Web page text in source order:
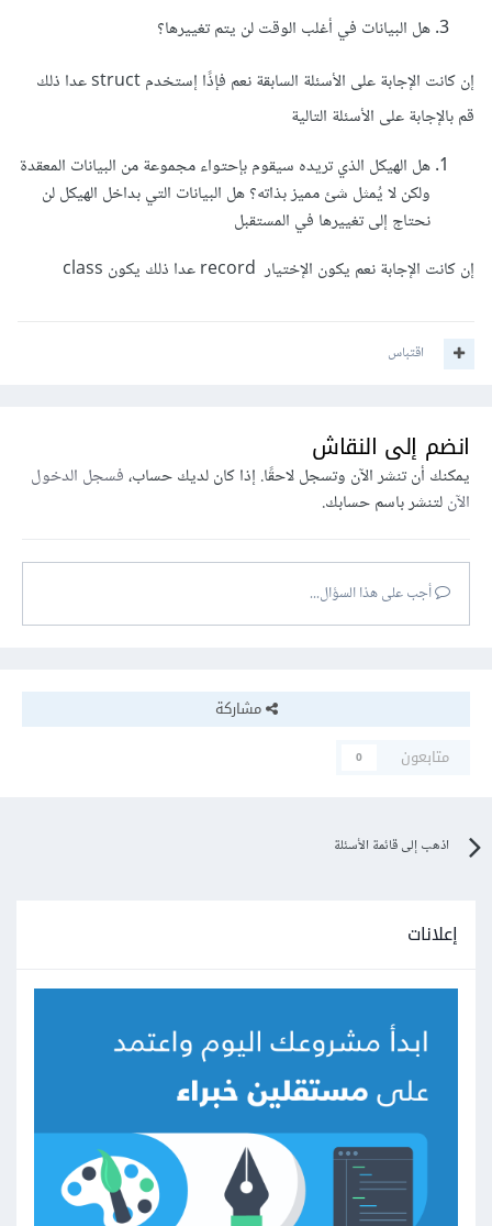
هل البيانات في أغلب الوقت لن يتم تغييرها؟
إن كانت الإجابة على الأسئلة السابقة نعم فإذًا إستخدم struct عدا ذلك
قم بالإجابة على الأسئلة التالية
هل الهيكل الذي تريده سيقوم بإحتواء مجموعة من البيانات المعقدة
ولكن لا يُمثل شئ مميز بذاته؟ هل البيانات التي بداخل الهيكل لن
نحتاج إلى تغييرها في المستقبل
إن كانت الإجابة نعم يكون الإختيار record عدا ذلك يكون class
اقتباس
انضم إلى النقاش
يمكنك أن تنشر الآن وتسجل لاحقًا. إذا كان لديك حساب،فسجل الدخول
الآنلتنشر باسم حسابك.
أجب على هذا السؤال...
مشاركة
متابعون
0
اذهب إلى قائمة الأسئلة
إعلانات